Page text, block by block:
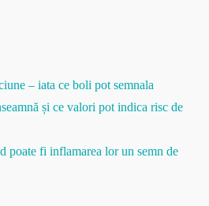
– iata ce boli pot semnala
și ce valori pot indica risc de
poate fi inflamarea lor un semn de